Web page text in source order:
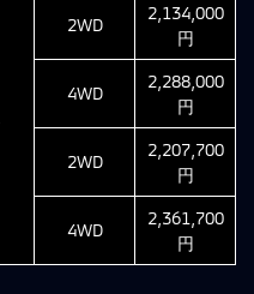
2WD
2,134,000
円
4WD
2,288,000
円
2WD
2,207,700
円
4WD
2,361,700
円